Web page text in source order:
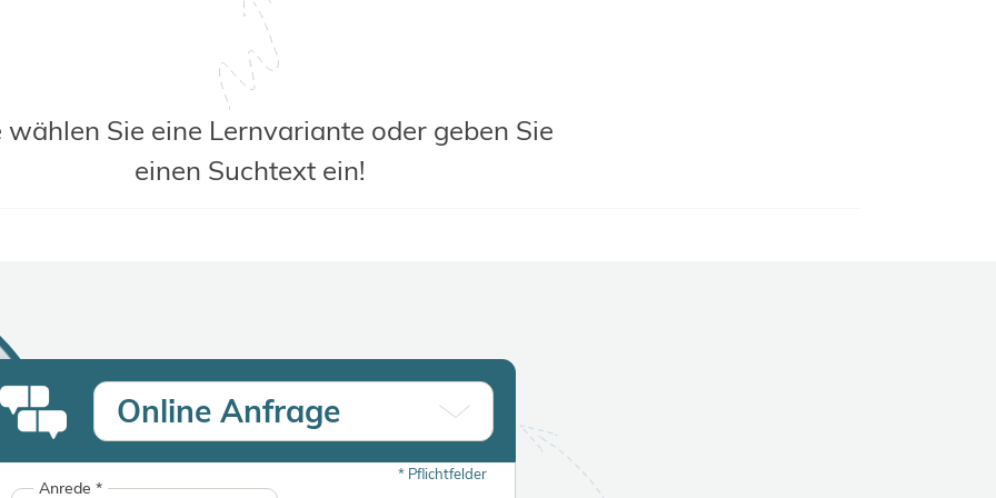
wählen Sie eine Lernvariante oder geben Sie
einen Suchtext ein!
Online Anfrage
* Pflichtfelder
Anrede *